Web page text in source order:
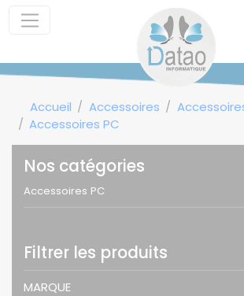
Accueil Accessoires
Accessoires PC
Nos catégories
Accessoires PC
Filtrer les produits
MARQUE
Panneau de gestion des cookies